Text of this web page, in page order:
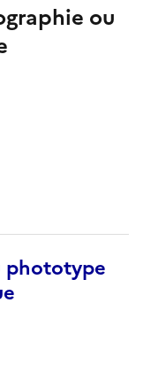
ou
phototype